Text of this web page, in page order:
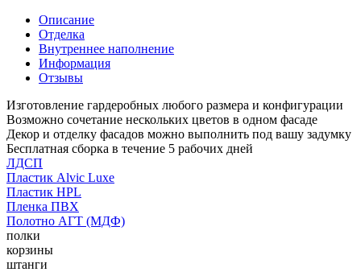
Описание
Отделка
Внутреннее наполнение
Информация
Отзывы
Изготовление гардеробных любого размера и конфигурации
Возможно сочетание нескольких цветов в одном фасаде
Декор и отделку фасадов можно выполнить под вашу задумку
Бесплатная сборка в течение 5 рабочих дней
ЛДСП
Пластик Alvic Luxe
Пластик HPL
Пленка ПВХ
Полотно АГТ (МДФ)
полки
корзины
штанги